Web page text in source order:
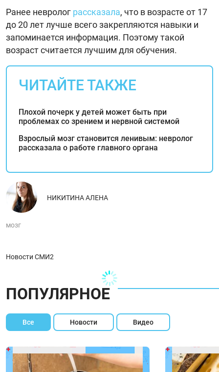
Ранее невролог рассказала, что в возрасте от 17
до 20 лет лучше всего закрепляются навыки и
запоминается информация. Поэтому такой
возраст считается лучшим для обучения.
ЧИТАЙТЕ ТАКЖЕ
Плохой почерк у детей может быть при
проблемах со зрением и нервной системой
Взрослый мозг становится ленивым: невролог
рассказала о работе главного органа
НИКИТИНА АЛЕНА
мозг
Новости СМИ2
ПОПУЛЯРНОЕ
Все Новости Видео